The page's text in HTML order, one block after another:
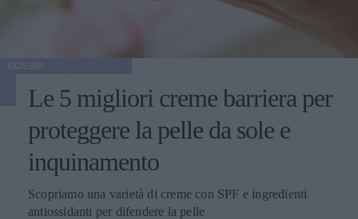
Le 5 migliori creme barriera per
proteggere la pelle da sole e
inquinamento
Scopriamo una varietà di creme con SPF e ingredienti
antiossidanti per difendere la pelle